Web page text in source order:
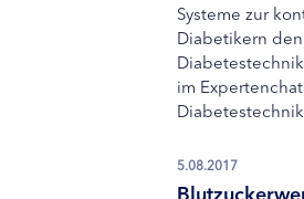
Systeme zur
Diabetikern
im
5.08.2017